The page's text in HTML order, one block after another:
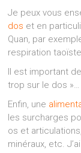
Je peux vous
dos et en
Quan, par
respiration
Il est important
trop sur le dos
Enfin, une
les surcharges
os et
minéraux, etc.